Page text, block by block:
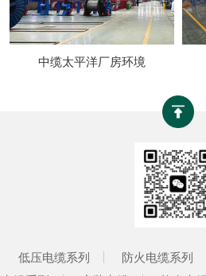
中缆太平洋厂房环境
低压电缆系列 防火电缆系列